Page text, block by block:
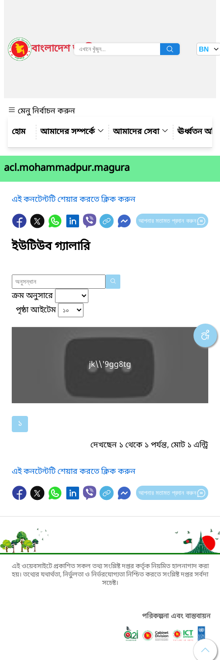
বাংলাদেশ জাতীয় তথ্য বাতায়ন BN
মেনু নির্বাচন করুন
আমাদের সম্পর্কে
আমাদের সেবা ঊর্ধ্বতন
acl.mohammadpur.magura
এই কনটেন্টটি শেয়ার করতে ক্লিক করুন
আপনার মতামত প্রদান করুন
ইউটিউব গ্যালারি
ক্রম অনুসারে
পৃষ্ঠা আইটেম
jk\\'9gg8tg
১
দেখছেন ১ থেকে ১ পর্যন্ত, মোট ১ এন্ট্রি
এই কনটেন্টটি শেয়ার করতে ক্লিক করুন
আপনার মতামত প্রদান করুন
এই ওয়েবসাইটে প্রকাশিত সকল তথ্য সংশ্লিষ্ট দপ্তর কর্তৃক নিয়মিত হালনাগাদ করা
হয়। তথ্যের যথার্থতা, নির্ভুলতা ও নির্ভরযোগ্যতা নিশ্চিত করতে সংশ্লিষ্ট দপ্তর সর্বদা
সচেষ্ট।
পরিকল্পনা এবং বাস্তবায়ন